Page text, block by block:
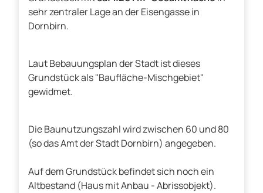
sehr zentraler Lage an der Eisengasse in
Dornbirn.
Laut Bebauungsplan der Stadt ist dieses
Grundstück als "Baufläche-Mischgebiet"
gewidmet.
Die Baunutzungszahl wird zwischen 60 und 80
(so das Amt der Stadt Dornbirn) angegeben.
Auf dem Grundstück befindet sich noch ein
Altbestand (Haus mit Anbau - Abrissobjekt).